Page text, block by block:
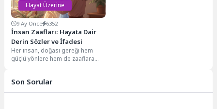
Hayat Üzerine
9 Ay Önce 6352
İnsan Zaafları: Hayata Dair
Derin Sözler ve İfadesi
Her insan, doğası gereği hem
güçlü yönlere hem de zaaflara
Son Sorular